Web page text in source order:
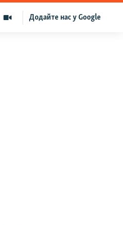
Додайте нас у Google